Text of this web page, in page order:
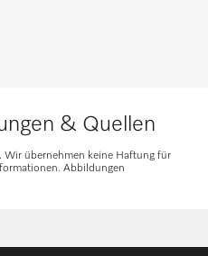
anfragen
& Quellen
Wir übernehmen keine Haftung für
Abbildungen